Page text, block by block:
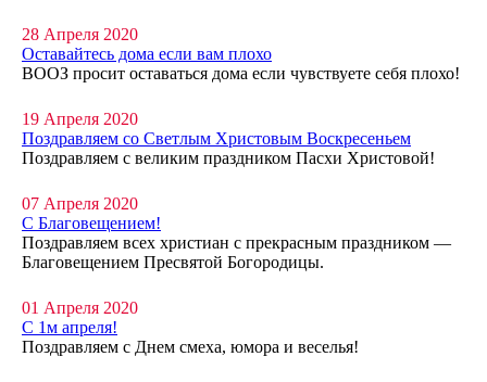
28 Апреля 2020
Оставайтесь дома если вам плохо
ВООЗ просит оставаться дома если чувствуете себя плохо!
19 Апреля 2020
Поздравляем со Светлым Христовым Воскресеньем
Поздравляем с великим праздником Пасхи Христовой!
07 Апреля 2020
С Благовещением!
Поздравляем всех христиан с прекрасным праздником —
Благовещением Пресвятой Богородицы.
01 Апреля 2020
С 1м апреля!
Поздравляем с Днем смеха, юмора и веселья!